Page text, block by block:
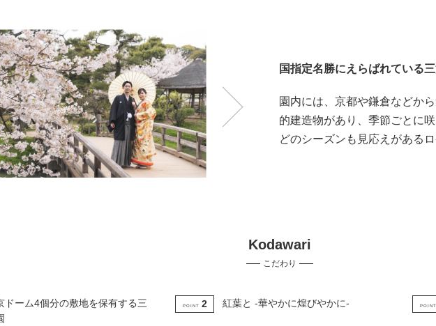
国指定名勝にえらばれている
園内には、京都や鎌倉などか
的建造物があり、季節ごとに
どのシーズンも見応えがある
Kodawari
こだわり
ドーム4個分の敷地を保有する三
POINT 2 紅葉と -華やかに煌びやかに-